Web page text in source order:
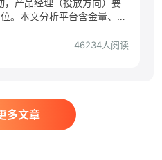
产品经理（投放方向）要
。本文分析平台含金量、适
46234人阅读
多文章